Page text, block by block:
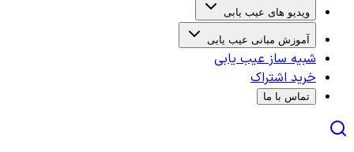
ویدیو های عیب یابی
آموزش مبانی عیب یابی
شبیه ساز عیب یابی
خرید اشتراک
تماس با ما